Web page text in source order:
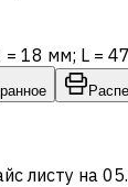
18 мм; L =
листу на